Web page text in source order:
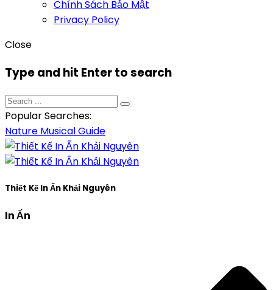
Chính Sách Bảo Mật
Privacy Policy
Close
Type and hit Enter to search
Popular Searches:
Nature MusicalGuide
Thiết Kế In Ấn Khải Nguyên
In Ấn